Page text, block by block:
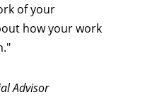
of your
how your work
Advisor